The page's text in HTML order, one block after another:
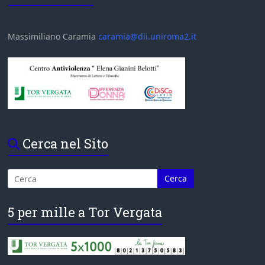
Massimiliano Caramiacaramia@dii.uniroma2.it
Cerca nel Sito
5 per mille a Tor Vergata